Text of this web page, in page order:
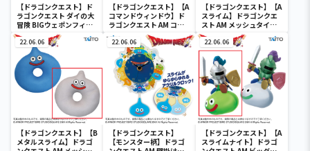
【ドラゴンクエスト】ド
ラゴンクエスト ダイの大
冒険 BIGウェポンフィギ
ュアコレクション ～パプ
ニカのナイフ～
【ドラゴンクエスト】【A
コマンドウィンドウ】ド
ラゴンクエスト AM コマ
ンドウィンドウ ブラック
ボード
【ドラゴンクエスト】【A
スライム】ドラゴンクエ
スト AM メッシュタイプ
円座クッション スライム
＆メタルスライム
22.06.06
【ドラゴンクエスト】【B
メタルスライム】ドラゴ
22.06.06
【ドラゴンクエスト】
【モンスター柄】ドラゴ
22.06.06
【ドラゴンクエスト】【A
スライムナイト】ドラゴ